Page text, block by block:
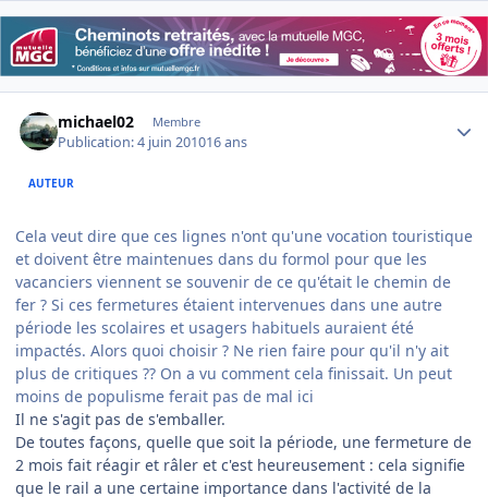
michael02 Membre
Publication:4 juin 201016 ans
AUTEUR
Cela veut dire que ces lignes n'ont qu'une vocation touristique
et doivent être maintenues dans du formol pour que les
vacanciers viennent se souvenir de ce qu'était le chemin de
fer ? Si ces fermetures étaient intervenues dans une autre
période les scolaires et usagers habituels auraient été
impactés. Alors quoi choisir ? Ne rien faire pour qu'il n'y ait
plus de critiques ?? On a vu comment cela finissait. Un peut
moins de populisme ferait pas de mal ici
Il ne s'agit pas de s'emballer.
De toutes façons, quelle que soit la période, une fermeture de
2 mois fait réagir et râler et c'est heureusement : cela signifie
que le rail a une certaine importance dans l'activité de la